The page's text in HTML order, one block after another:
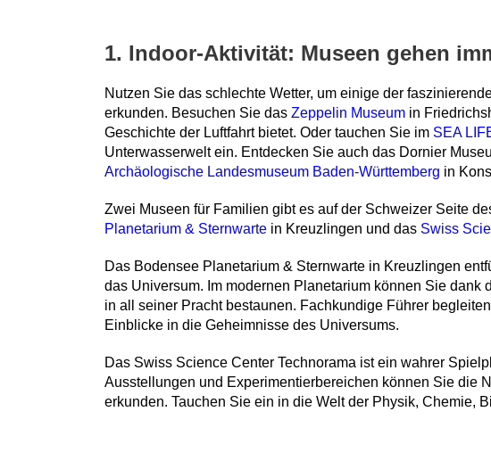
1. Indoor-Aktivität: Museen gehen
Nutzen Sie das schlechte Wetter, um einige der
erkunden. Besuchen Sie das Zeppelin Museum in
Geschichte der Luftfahrt bietet. Oder tauchen Sie im SEA
Unterwasserwelt ein. Entdecken Sie auch das Dornier
Archäologische Landesmuseum Baden-Württemberg in
Zwei Museen für Familien gibt es auf der Schweizer Seite
Planetarium & Sternwarte in Kreuzlingen und das Swiss
Das Bodensee Planetarium & Sternwarte in Kreuzlingen
das Universum. Im modernen Planetarium können Sie dank
in all seiner Pracht bestaunen. Fachkundige Führer
Einblicke in die Geheimnisse des Universums.
Das Swiss Science Center Technorama ist ein wahrer
Ausstellungen und Experimentierbereichen können Sie die
erkunden. Tauchen Sie ein in die Welt der Physik, Chemie,